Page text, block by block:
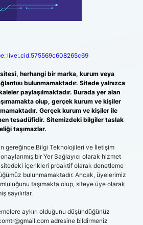
live:.cid.575569c608265c69
herhangi bir marka, kurum veya
bulunmamaktadır. Sitede yalnızca
paylaşılmaktadır. Burada yer alan
olup, gerçek kurum ve kişiler
Gerçek kurum ve kişiler ile
tesadüfidir. Sitemizdeki bilgiler taslak
taşımazlar.
gereğince Bilgi Teknolojileri ve İletişim
bir Yer Sağlayıcı olarak hizmet
içerikleri proaktif olarak denetleme
bulunmamaktadır. Ancak, üyelerimiz
taşımakta olup, siteye üye olarak
sayılırlar.
aykırı olduğunu düşündüğünüz
adresine bildirmeniz